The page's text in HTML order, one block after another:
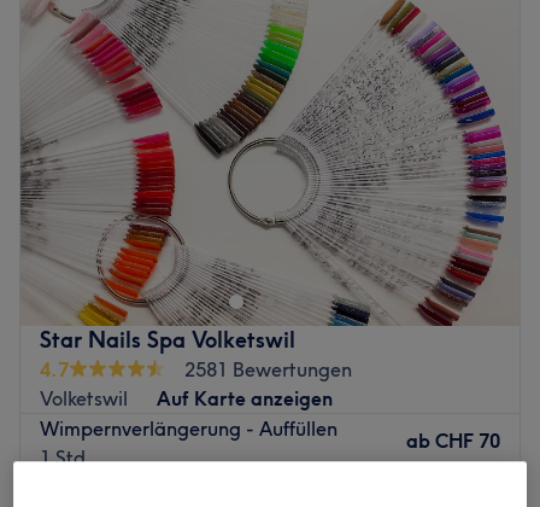
Star Nails Spa Volketswil
4.7
2581 Bewertungen
Volketswil
Auf Karte anzeigen
Wimpernverlängerung - Auffüllen
1 Std.
ab CHF 70